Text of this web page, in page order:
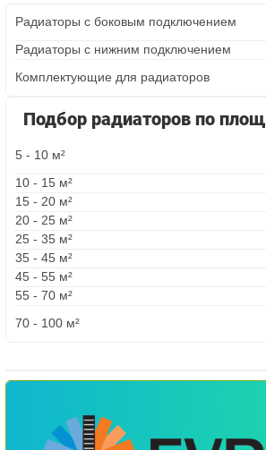
Радиаторы с боковым подключением
Радиаторы с нижним подключением
Комплектующие для радиаторов
Подбор радиаторов по
5 - 10 м²
10 - 15 м²
15 - 20 м²
20 - 25 м²
25 - 35 м²
35 - 45 м²
45 - 55 м²
55 - 70 м²
70 - 100 м²